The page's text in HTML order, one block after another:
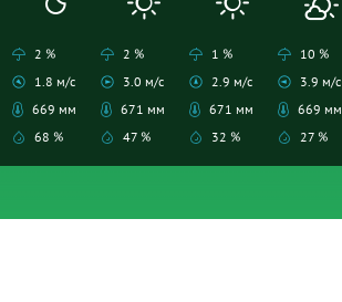
2 %
1.8 м/с
669 мм
68 %
2 %
3.0 м/с
671 мм
47 %
1 %
2.9 м/с
671 мм
32 %
10 %
3.9 м/с
669 мм
27 %